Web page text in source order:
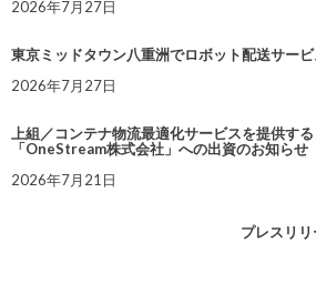
2026年7月27日
東京ミッドタウン八重洲でロボット配送サー
2026年7月27日
上組／コンテナ物流最適化サービスを提供す
「OneStream株式会社」への出資のお知らせ
2026年7月21日
プレスリ